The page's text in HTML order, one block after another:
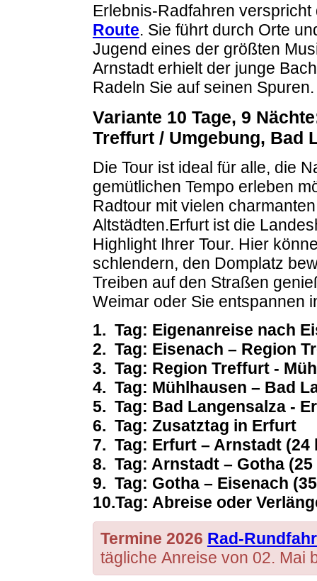
Erlebnis-Radfahren
Route. Sie führt durch Orte
Jugend eines der größten
Arnstadt erhielt der junge
Radeln Sie auf seinen Spuren.
Variante 10 Tage, 9
Treffurt / Umgebung, Bad
Die Tour ist ideal für alle, die
gemütlichen Tempo erleben
Radtour mit vielen
Altstädten.Erfurt ist die
Highlight Ihrer Tour. Hier
schlendern, den Domplatz
Treiben auf den Straßen
Weimar oder Sie entspannen
1. Tag: Eigenanreise nach
2. Tag: Eisenach – Region
3. Tag: Region Treffurt -
4. Tag: Mühlhausen – Bad
5. Tag: Bad Langensalza -
6. Tag: Zusatztag in Erfurt
7. Tag: Erfurt – Arnstadt (24
8. Tag: Arnstadt – Gotha (25
9. Tag: Gotha – Eisenach
10.Tag: Abreise oder
Termine 2026 Rad-
tägliche Anreise von 02. Mai